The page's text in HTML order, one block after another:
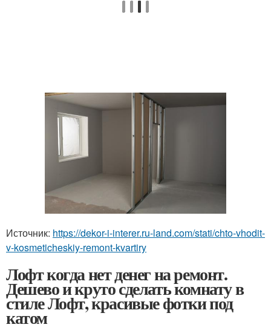
Источник: https://dekor-i-interer.ru-land.com/stati/chto-vhodit-
v-kosmeticheskiy-remont-kvartiry
Лофт когда нет денег на ремонт.
Дешево и круто сделать комнату в
стиле Лофт, красивые фотки под
катом